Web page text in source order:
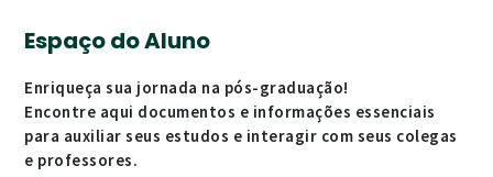
Espaço do Aluno
Enriqueça sua jornada na pós-graduação!
Encontre aqui documentos e informações essenciais
para auxiliar seus estudos e interagir com seus colegas
e professores.